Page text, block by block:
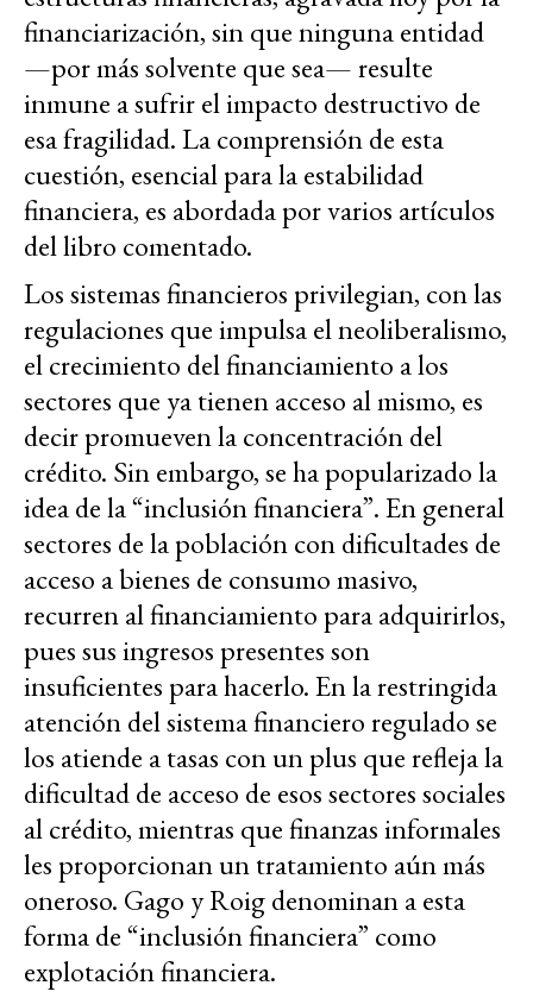
financiarización, sin que ninguna entidad
—por más solvente que sea— resulte
inmune a sufrir el impacto destructivo de
esa fragilidad. La comprensión de esta
cuestión, esencial para la estabilidad
financiera, es abordada por varios artículos
del libro comentado.
Los sistemas financieros privilegian, con las
regulaciones que impulsa el neoliberalismo,
el crecimiento del financiamiento a los
sectores que ya tienen acceso al mismo, es
decir promueven la concentración del
crédito. Sin embargo, se ha popularizado la
idea de la “inclusión financiera”. En general
sectores de la población con dificultades de
acceso a bienes de consumo masivo,
recurren al financiamiento para adquirirlos,
pues sus ingresos presentes son
insuficientes para hacerlo. En la restringida
atención del sistema financiero regulado se
los atiende a tasas con un plus que refleja la
dificultad de acceso de esos sectores sociales
al crédito, mientras que finanzas informales
les proporcionan un tratamiento aún más
oneroso. Gago y Roig denominan a esta
forma de “inclusión financiera” como
explotación financiera.